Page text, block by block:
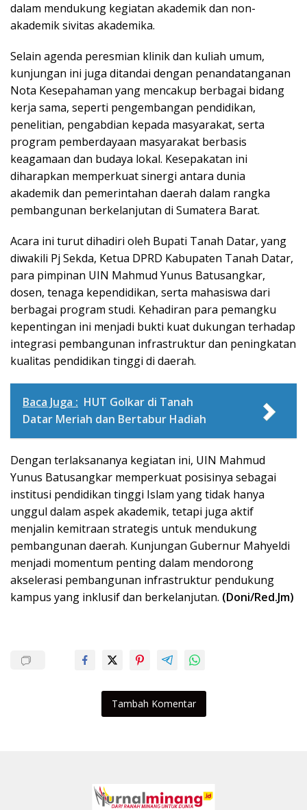
dalam mendukung kegiatan akademik dan non-
akademik sivitas akademika.
Selain agenda peresmian klinik dan kuliah umum,
kunjungan ini juga ditandai dengan penandatanganan
Nota Kesepahaman yang mencakup berbagai bidang
kerja sama, seperti pengembangan pendidikan,
penelitian, pengabdian kepada masyarakat, serta
program pemberdayaan masyarakat berbasis
keagamaan dan budaya lokal. Kesepakatan ini
diharapkan memperkuat sinergi antara dunia
akademik dan pemerintahan daerah dalam rangka
pembangunan berkelanjutan di Sumatera Barat.
Acara ini turut dihadiri oleh Bupati Tanah Datar, yang
diwakili Pj Sekda, Ketua DPRD Kabupaten Tanah Datar,
para pimpinan UIN Mahmud Yunus Batusangkar,
dosen, tenaga kependidikan, serta mahasiswa dari
berbagai program studi. Kehadiran para pemangku
kepentingan ini menjadi bukti kuat dukungan terhadap
integrasi pembangunan infrastruktur dan peningkatan
kualitas pendidikan tinggi di daerah.
Baca Juga : HUT Golkar di Tanah
Datar Meriah dan Bertabur Hadiah
Dengan terlaksananya kegiatan ini, UIN Mahmud
Yunus Batusangkar memperkuat posisinya sebagai
institusi pendidikan tinggi Islam yang tidak hanya
unggul dalam aspek akademik, tetapi juga aktif
menjalin kemitraan strategis untuk mendukung
pembangunan daerah. Kunjungan Gubernur Mahyeldi
menjadi momentum penting dalam mendorong
akselerasi pembangunan infrastruktur pendukung
kampus yang inklusif dan berkelanjutan. (Doni/Red.Jm)
Tambah Komentar